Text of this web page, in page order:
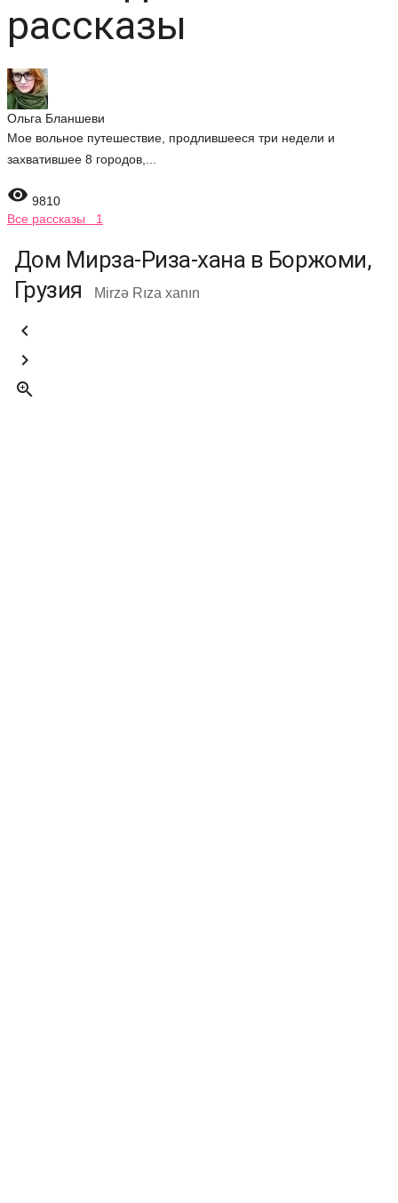
рассказы
Ольга Бланшеви
Мое вольное путешествие, продлившееся три недели и
захватившее 8 городов,...
 9810
Все рассказы 1
Дом Мирза-Риза-хана в Боржоми,
Грузия
Mirzə Rıza xanın


